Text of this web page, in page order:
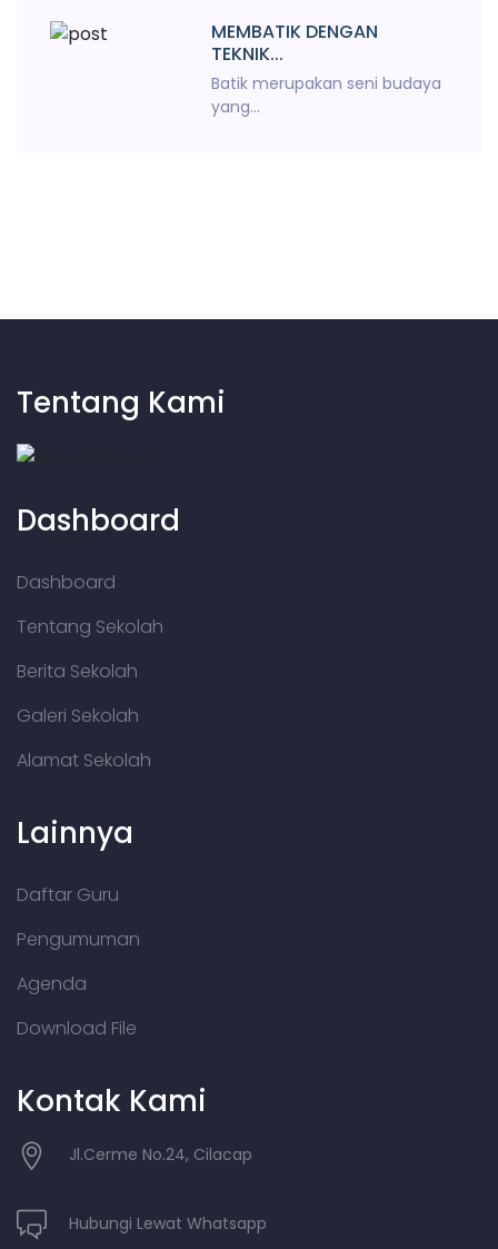
MEMBATIK DENGAN
TEKNIK...
Batik merupakan seni budaya
yang...
Tentang Kami
Dashboard
Dashboard
Tentang Sekolah
Berita Sekolah
Galeri Sekolah
Alamat Sekolah
Lainnya
Daftar Guru
Pengumuman
Agenda
Download File
Kontak Kami
Jl.Cerme No.24, Cilacap
Hubungi Lewat Whatsapp